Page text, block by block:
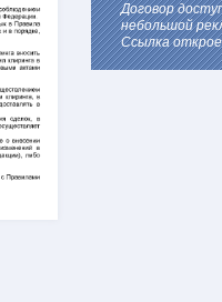
Договор
небольшой
Ссылка